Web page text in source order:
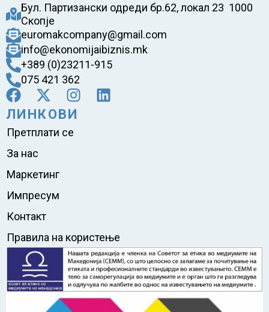
Бул. Партизански одреди бр.62, локал 23 1000
Скопје
euromakcompany@gmail.com
info@ekonomijaibiznis.mk
+389 (0)23211-915
075 421 362
ЛИНКОВИ
Претплати се
За нас
Маркетинг
Импресум
Контакт
Правила на користење